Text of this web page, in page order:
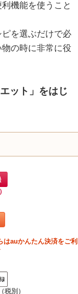
機能を使うこと
を選ぶだけで必
の時に非常に役
ット」をはじ
auかんたん決済をご利
別）